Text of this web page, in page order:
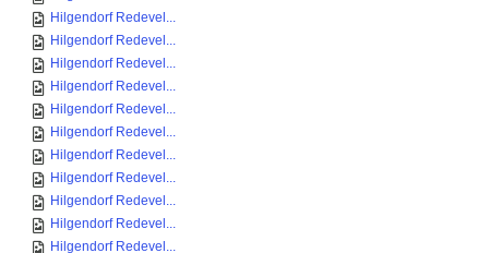
Hilgendorf Redevel...
Hilgendorf Redevel...
Hilgendorf Redevel...
Hilgendorf Redevel...
Hilgendorf Redevel...
Hilgendorf Redevel...
Hilgendorf Redevel...
Hilgendorf Redevel...
Hilgendorf Redevel...
Hilgendorf Redevel...
Hilgendorf Redevel...